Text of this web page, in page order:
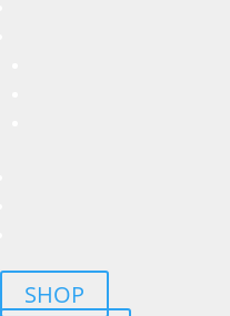
SHOP